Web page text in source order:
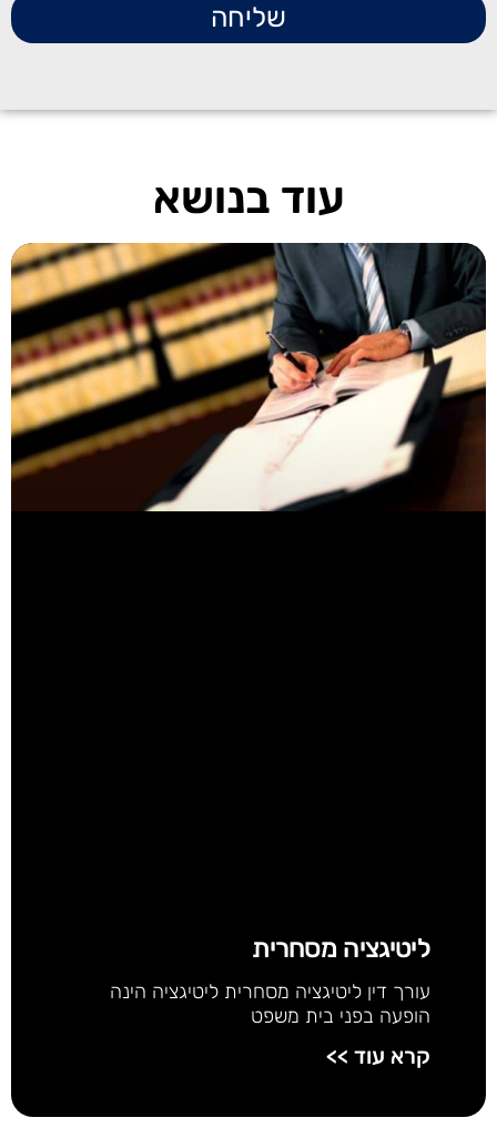
שליחה
עוד בנושא
ליטיגציה מסחרית
עורך דין ליטיגציה מסחרית ליטיגציה הינה
הופעה בפני בית משפט
קרא עוד >>